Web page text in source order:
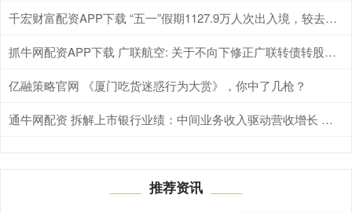
千宏财富配资APP下载 “五一”假期1127.9万人次出入境，较去年同期增长3.5%
抓牛网配资APP下载 广联航空: 关于不向下修正广联转债转股价格的公告
亿融策略官网 《厦门吃货迷惑行为大赏》，你中了几枪？
通牛网配资 拆解上市银行业绩：中间业务收入驱动营收增长 拨备不再反哺利润
推荐资讯